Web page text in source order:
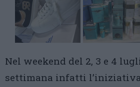
Nel weekend del 2, 3 e 4
settimana infatti